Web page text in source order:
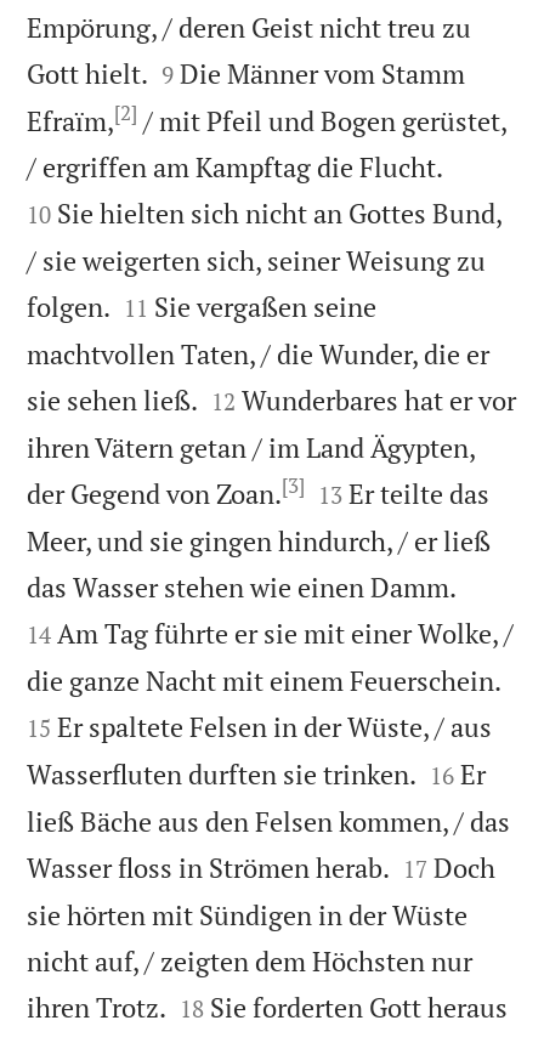
Empörung, / deren Geist nicht treu zu
Gott hielt. 

9 Die Männer vom Stamm
Efraïm,[2] / mit Pfeil und Bogen gerüstet,
/ ergriffen am Kampftag die Flucht.
10 Sie hielten sich nicht an Gottes Bund,
/ sie weigerten sich, seiner Weisung zu
folgen. 

11 Sie vergaßen seine
machtvollen Taten, / die Wunder, die er
sie sehen ließ. 

12 Wunderbares hat er vor
ihren Vätern getan / im Land Ägypten,
der Gegend von Zoan.[3] 

13 Er teilte das
Meer, und sie gingen hindurch, / er ließ
das Wasser stehen wie einen Damm.
14 Am Tag führte er sie mit einer Wolke, /
die ganze Nacht mit einem Feuerschein.
15 Er spaltete Felsen in der Wüste, / aus
Wasserfluten durften sie trinken. 

16 Er
ließ Bäche aus den Felsen kommen, / das
Wasser floss in Strömen herab. 

17 Doch
sie hörten mit Sündigen in der Wüste
nicht auf, / zeigten dem Höchsten nur
ihren Trotz. 

18 Sie forderten Gott heraus